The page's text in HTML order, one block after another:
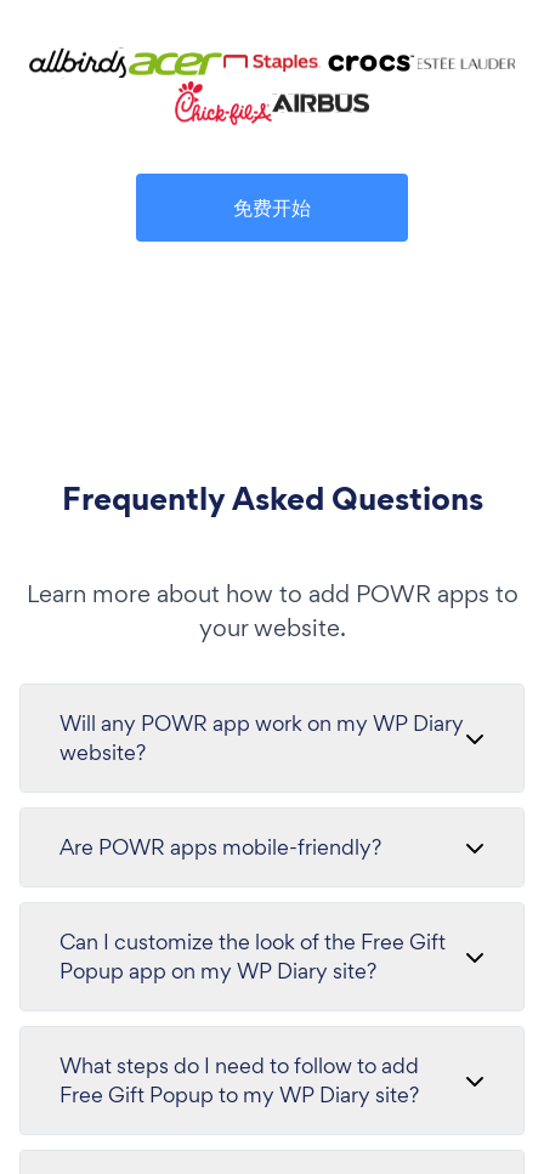
免费开始
Frequently Asked Questions
Learn more about how to add POWR apps to
your website.
Will any POWR app work on my WP Diary
website?
Are POWR apps mobile-friendly?
Can I customize the look of the Free Gift
Popup app on my WP Diary site?
What steps do I need to follow to add
Free Gift Popup to my WP Diary site?